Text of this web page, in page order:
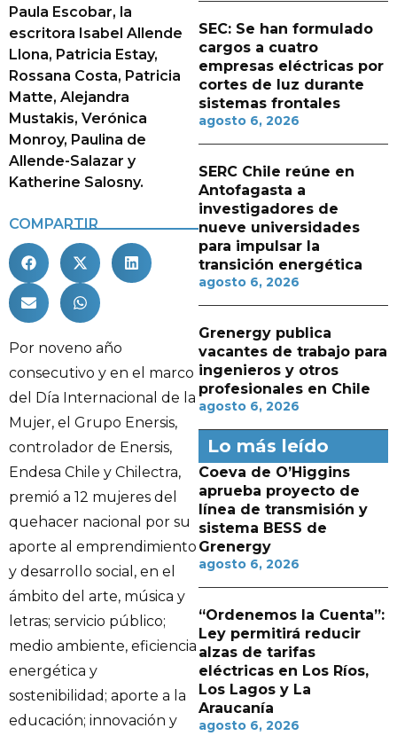
Paula Escobar, la
escritora Isabel Allende
Llona, Patricia Estay,
Rossana Costa, Patricia
Matte, Alejandra
Mustakis, Verónica
Monroy, Paulina de
Allende-Salazar y
Katherine Salosny.
COMPARTIR
Por noveno año
consecutivo y en el marco
del Día Internacional de la
Mujer, el Grupo Enersis,
controlador de Enersis,
Endesa Chile y Chilectra,
premió a 12 mujeres del
quehacer nacional por su
aporte al emprendimiento
y desarrollo social, en el
ámbito del arte, música y
letras; servicio público;
medio ambiente, eficiencia
energética y
sostenibilidad; aporte a la
educación; innovación y
SEC: Se han formulado
cargos a cuatro
empresas eléctricas por
cortes de luz durante
sistemas frontales
agosto 6, 2026
SERC Chile reúne en
Antofagasta a
investigadores de
nueve universidades
para impulsar la
transición energética
agosto 6, 2026
Grenergy publica
vacantes de trabajo para
ingenieros y otros
profesionales en Chile
agosto 6, 2026
Lo más leído
Coeva de O’Higgins
aprueba proyecto de
línea de transmisión y
sistema BESS de
Grenergy
agosto 6, 2026
“Ordenemos la Cuenta”:
Ley permitirá reducir
alzas de tarifas
eléctricas en Los Ríos,
Los Lagos y La
Araucanía
agosto 6, 2026